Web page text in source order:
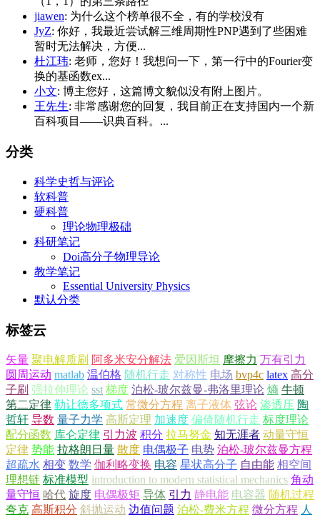
jiawen: 为什么这个榜单很不全，有的学校没有
JyZ: 你好，我最近尝试解三维周期性PNP遇到了些困难
暂时无法解决，方便...
杜江玮: 老师，您好！我想问一下，第一行中的Fourier变
换的基函数ex...
小文: 博主您好，这篇博文貌似没有附上图片。
王先生: 非常感谢您的回复，我目前正在支持国内一个新
百科项目——识典百科。...
分类
科学史哲与评论
软科普
硬科普
理论物理极础
科研笔记
Doi高分子物理导论
教学笔记
Essential University Physics
默认分类
标签云
矢量 聚电解质刷 阿多米安分解法 爱因斯坦 摩擦力 万有引力
圆周运动 matlab 温伯格 随机行走 对称性 电场 bvp4c latex 高分
子刷 强拉伸理论 sst 梯度 泊松-玻尔兹曼-弗洛里理论 熵 牛顿
第二定律 勒让德多项式 常微分方程 离子液体 弦论 渗透压 陶
哲轩 导数 量子力学 高斯定理 加速度 偏倚随机行走 标度理论
配分函数 库仑定律 引力波 积分 拉马努金 知无涯者 动量守恒
定律 势能 拉格朗日量 散度 电偶极子 电势 泊松-玻尔兹曼方程
超疏水 相变 数学 伽利略变换 电容 星状高分子 自由能 相空间
理想链 标准模型 introduction to modern statistical mechanics 角动
量守恒 哈代 旋度 电偶极矩 导体 引力 静电能 电容器 随机过程
夸克 高斯积分 斜抛运动 边值问题 泊松-费米方程 微分方程 人